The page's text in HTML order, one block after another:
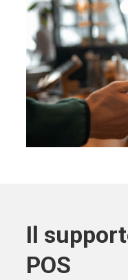
Il
POS